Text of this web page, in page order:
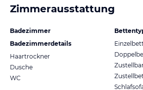
Zimmerausstattung
Badezimmer
Badezimmerdetails
Haartrockner
Dusche
WC
Einzelbett